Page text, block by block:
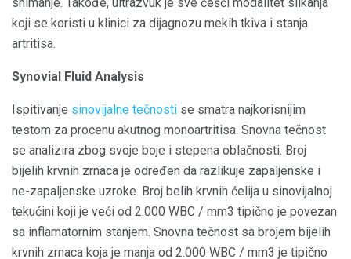
koji se koristi u klinici za dijagnozu mekih tkiva i stanja
artritisa.
Synovial Fluid Analysis
Ispitivanje sinovijalne tečnosti se smatra najkorisnijim
testom za procenu akutnog monoartritisa. Snovna tečnost
se analizira zbog svoje boje i stepena oblačnosti. Broj
bijelih krvnih zrnaca je određen da razlikuje zapaljenske i
ne-zapaljenske uzroke. Broj belih krvnih ćelija u sinovijalnoj
tekućini koji je veći od 2.000 WBC / mm3 tipično je povezan
sa inflamatornim stanjem. Snovna tečnost sa brojem bijelih
krvnih zrnaca koja je manja od 2.000 WBC / mm3 je tipično